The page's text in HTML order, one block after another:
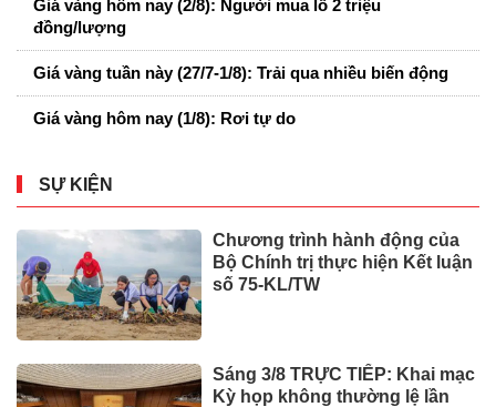
Giá vàng hôm nay (2/8): Người mua lỗ 2 triệu
đồng/lượng
Giá vàng tuần này (27/7-1/8): Trải qua nhiều biến động
Giá vàng hôm nay (1/8): Rơi tự do
SỰ KIỆN
Chương trình hành động của
Bộ Chính trị thực hiện Kết luận
số 75-KL/TW
Sáng 3/8 TRỰC TIẾP: Khai mạc
Kỳ họp không thường lệ lần